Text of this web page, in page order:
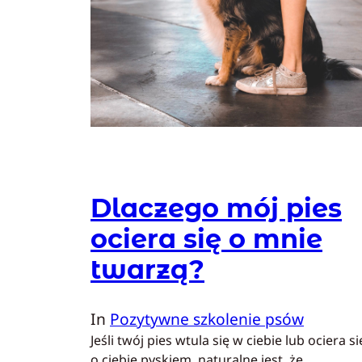
Dlaczego mój pies
ociera się o mnie
twarzą?
In Pozytywne szkolenie psów
Jeśli twój pies wtula się w ciebie lub ociera